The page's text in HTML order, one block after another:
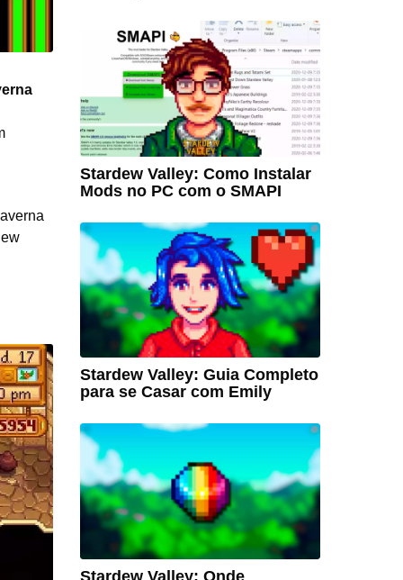
Stardew Valley: Como Instalar
Mods no PC com o SMAPI
Stardew Valley: Guia Completo
para se Casar com Emily
Stardew Valley: Onde